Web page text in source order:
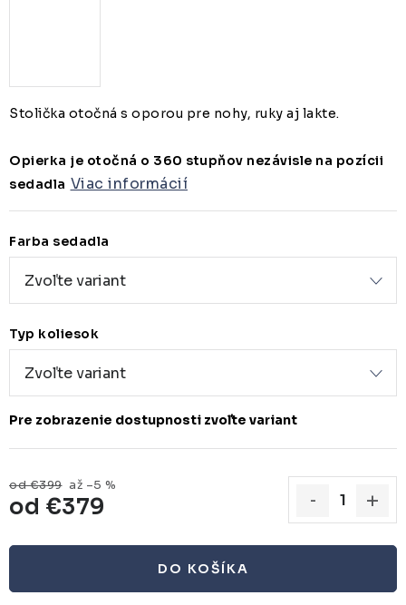
Stolička otočná s oporou pre nohy, ruky aj lakte.
Opierka je otočná o 360 stupňov nezávisle na pozícii
sedadla Viac informácií
Farba sedadla
Typ koliesok
od €399 až –5 %
od €379
DO KOŠÍKA